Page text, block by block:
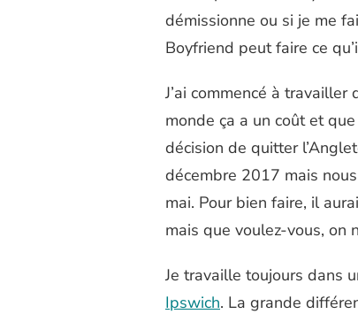
démissionne ou si je me
Boyfriend peut faire ce
J’ai commencé à
monde ça a un coût et
décision de quitter
décembre 2017 mais
mai. Pour bien faire, il
mais que voulez-vous, on
Je travaille toujours dans
Ipswich. La grande